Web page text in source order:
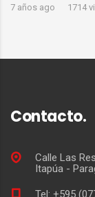
7 años ago 1714
Contacto.
Calle Las
Itapúa -
Tel: +595